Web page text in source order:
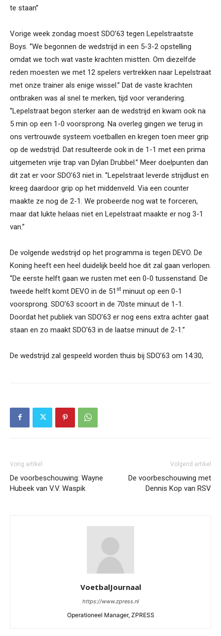
te staan’’
Vorige week zondag moest SDO’63 tegen Lepelstraatste
Boys. ‘’We begonnen de wedstrijd in een 5-3-2 opstelling
omdat we toch wat vaste krachten mistten. Om diezelfde
reden moesten we met 12 spelers vertrekken naar Lepelstraat
met onze trainer als enige wissel.’’ Dat de vaste krachten
ontbraken was al snel te merken, tijd voor verandering.
‘’Lepelstraat begon sterker aan de wedstrijd en kwam ook na
5 min op een 1-0 voorsprong. Na overleg gingen we terug in
ons vertrouwde systeem voetballen en kregen toen meer grip
op de wedstrijd. Dat resulteerde ook in de 1-1 met een prima
uitgemeten vrije trap van Dylan Drubbel.’’ Meer doelpunten dan
dit zat er voor SDO’63 niet in. ‘’Lepelstraat leverde strijdlust en
kreeg daardoor grip op het middenveld. Via een counter
maakte ze nog de 2-1. We probeerde nog wat te forceren,
maar dat lukte helaas niet en Lepelstraat maakte er nog 3-1
van.”
De volgende wedstrijd op het programma is tegen DEVO. De
Koning heeft een heel duidelijk beeld hoe dit zal gaan verlopen.
‘’De eerste helft gaan we rusten met een 0-0 tussenstand. De
tweede helft komt DEVO in de 51 st minuut op een 0-1
voorsprong. SDO’63 scoort in de 70ste minuut de 1-1.
Doordat het publiek van SDO’63 er nog eens extra achter gaat
staan en zo maakt SDO’63 in de laatse minuut de 2-1.’’
De wedstrijd zal gespeeld worden thuis bij SDO’63 om 14:30,
Vorig artikel
De voorbeschouwing: Wayne
Hubeek van V.V. Waspik
Volgend artikel
De voorbeschouwing met
Dennis Kop van RSV
VoetbalJournaal
https://www.zpress.nl
Operationeel Manager, ZPRESS